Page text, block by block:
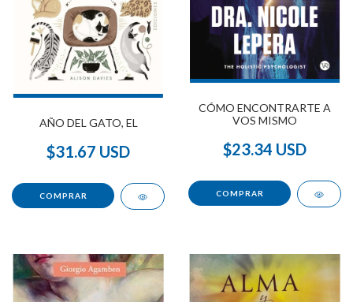
AÑO DEL GATO, EL
$31.67 USD
CÓMO ENCONTRARTE A
VOS MISMO
$23.34 USD